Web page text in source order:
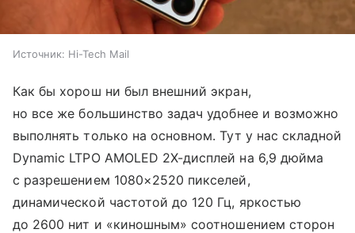
Источник: Hi-Tech Mail
Как бы хорош ни был внешний экран,
но все же большинство задач удобнее и возможно
выполнять только на основном. Тут у нас складной
Dynamic LTPO AMOLED 2X-дисплей на 6,9 дюйма
с разрешением 1080×2520 пикселей,
динамической частотой до 120 Гц, яркостью
до 2600 нит и «киношным» соотношением сторон